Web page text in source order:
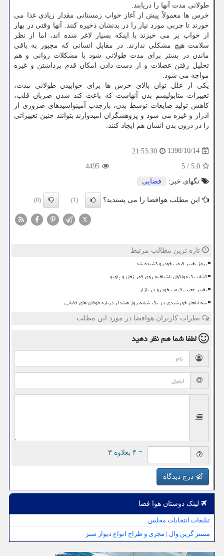
طولانی مدت آنها را دریابند.
خرس ها معمولاً پیش از آغاز خواب زمستانی مقدار زیادی غذا می
خورند تا چربی مورد نیاز را در بدنشان ذخیره كنند. آنها وقتی در بهار
از خواب بر می خیزند با اینكه بسیار لاغر شده اند، اما از نظر
سلامت هیچ مشكلی ندارند. در مقابل انسانی كه مجبور به باقی
ماندن در بستر برای مدت طولانی شود با مشكلات روانی و هم
تحلیل رفتن عضلات و از دست دادن امكان قدم برداشتن و غیره
مواجه می شود.
یكی از علل توان بالای خرس ها برای خوابیدن طولانی مدت،
تغییرات متابولیسم بدن آنهاست كه باعث كند شدن ضربان قلب،
كاهش تولید ضایعات توسط بدن، بازجذب آمینواسیدهای ضروری از
ادرار و غیره می شود و پژوهشگران امیدوارند بتوانند چنین تغییراتی
را در درون بدن انسان هم ایجاد كنند.
1398/10/14
21:53:30
5.0
/
5
4495
تگهای خبر:
فضایی
این مطلب هوافضا را می پسندید؟ (1)
(0)
X
تازه ترین مطالب مرتبط
ترمز تغییر قیمت خودرو کشیده شد
کشف یک مولکول ناشناخته روی قمر زحل و پلوتو
تغییر عجیب قیمت خودرو در بازار
سه انفجار خورشیدی در یک شبانه روز هشدار درباره طوفان های فضایی
نظرات کاربران هوافضا در مورد این مطلب
لطفا شما همنظر دهید
= ۴ بعلاوه ۳
درج دیدگاه
لینک دوستان هوا فضا
تبلیغات انتخابات مجلس
مستر گرین وال | مجری و طراح انواع دیوار سبز